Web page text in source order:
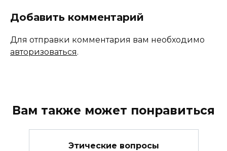
Добавить комментарий
Для отправки комментария вам необходимо
авторизоваться.
Вам также может понравиться
Этические вопросы